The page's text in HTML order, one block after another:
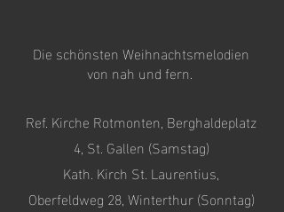
Die schönsten Weihnachtsmelodien
von nah und fern.
Ref. Kirche Rotmonten, Berghaldeplatz
4, St. Gallen (Samstag)
Kath. Kirch St. Laurentius,
Oberfeldweg 28, Winterthur (Sonntag)